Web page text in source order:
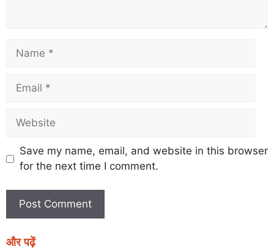
Save my name, email, and website in this browser
for the next time I comment.
और पढ़ें